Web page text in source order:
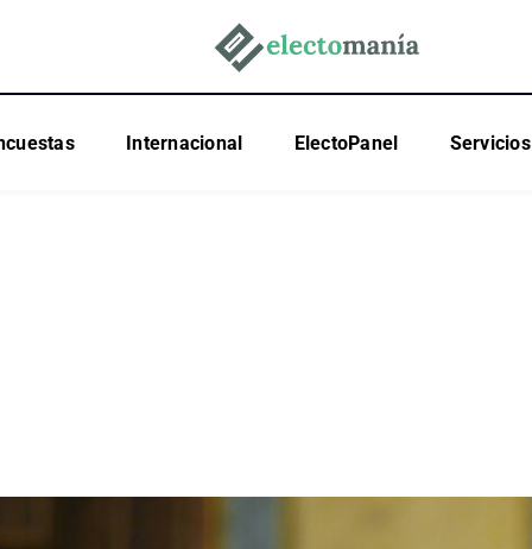
Internacional ElectoPanel Servicios